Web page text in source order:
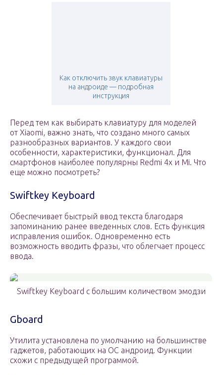
Как отключить звук клавиатуры
на андроиде — подробная
инструкция
Перед тем как выбирать клавиатуру для моделей
от Xiaomi, важно знать, что создано много самых
разнообразных вариантов. У каждого свои
особенности, характеристики, функционал. Для
смартфонов наиболее популярны Redmi 4x и Mi. Что
еще можно посмотреть?
Swiftkey Keyboard
Обеспечивает быстрый ввод текста благодаря
запоминанию ранее введенных слов. Есть функция
исправления ошибок. Одновременно есть
возможность вводить фразы, что облегчает процесс
ввода.
Swiftkey Keyboard с большим количеством эмодзи
Gboard
Утилита установлена по умолчанию на большинстве
гаджетов, работающих на ОС андроид. Функции
схожи с предыдущей программой.